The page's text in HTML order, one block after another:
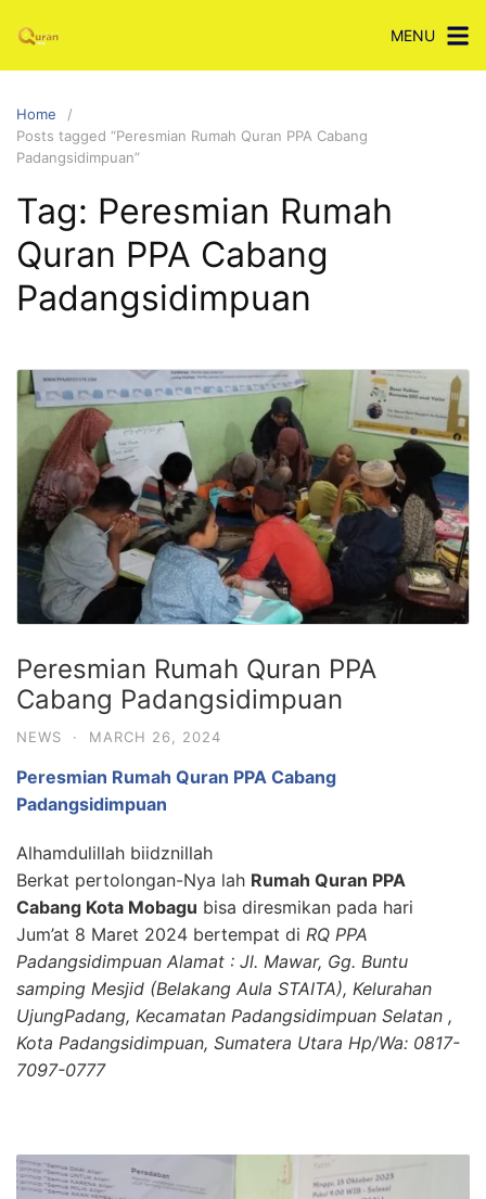
content
MENU
Home
Posts tagged “Peresmian Rumah Quran PPA Cabang
Padangsidimpuan”
Tag: Peresmian Rumah
Quran PPA Cabang
Padangsidimpuan
Peresmian Rumah Quran PPA
Cabang Padangsidimpuan
NEWS · MARCH 26, 2024
Peresmian Rumah Quran PPA Cabang
Padangsidimpuan
Alhamdulillah biidznillah
Berkat pertolongan-Nya lah Rumah Quran PPA
Cabang Kota Mobagu bisa diresmikan pada hari
Jum’at 8 Maret 2024 bertempat di RQ PPA
Padangsidimpuan Alamat : Jl. Mawar, Gg. Buntu
samping Mesjid (Belakang Aula STAITA), Kelurahan
UjungPadang, Kecamatan Padangsidimpuan Selatan ,
Kota Padangsidimpuan, Sumatera Utara Hp/Wa: 0817-
7097-0777